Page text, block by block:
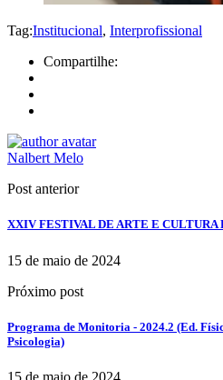
Tag:Institucional, Interprofissional
Compartilhe:
Nalbert Melo
Post anterior
XXIV FESTIVAL DE ARTE E CULTURA
15 de maio de 2024
Próximo post
Programa de Monitoria - 2024.2 (Ed.
Psicologia)
15 de maio de 2024